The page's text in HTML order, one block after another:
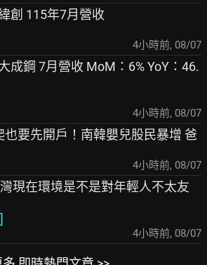
創 115年7月營收
4小時前, 08/07
成鋼 7月營收 MoM：6% YoY：46.
4小時前, 08/07
也要先開戶！南韓嬰兒股民暴增 爸
4小時前, 08/07
現在環境是不是對年輕人不太友
]
4小時前, 08/07